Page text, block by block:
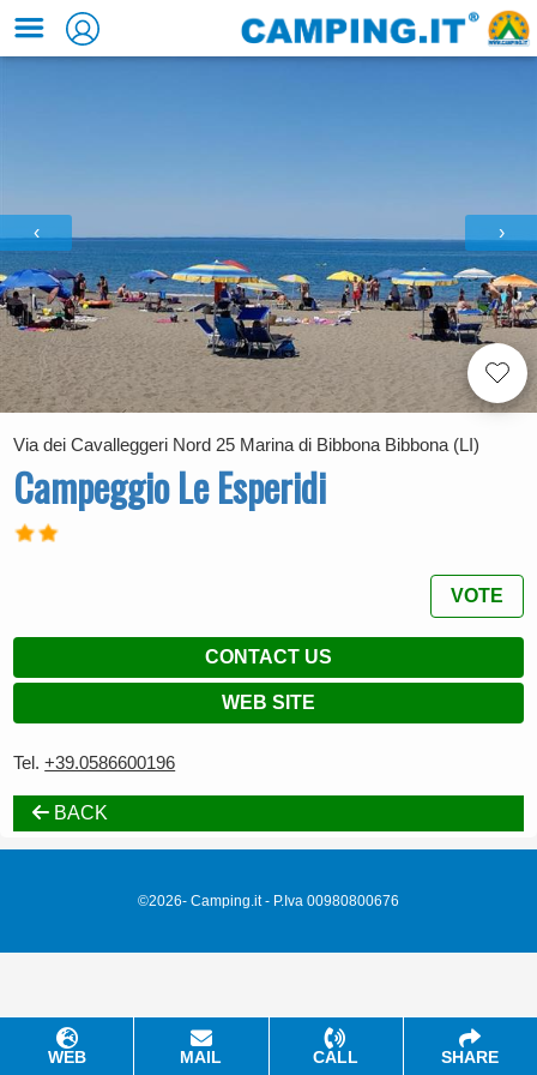
‹ ›
Via dei Cavalleggeri Nord 25 Marina di Bibbona Bibbona (LI)
Campeggio Le Esperidi
VOTE
CONTACT US
WEB SITE
Tel.+39.0586600196
BACK
WEB MAIL CALL SHARE
©2026- Camping.it - P.Iva 00980800676